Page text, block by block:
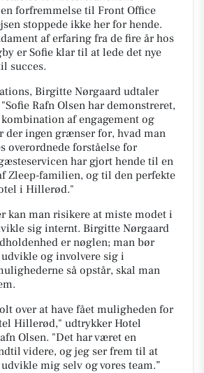
forfremmelse til Front Office
stoppede ikke her for hende.
af erfaring fra de fire år hos
er Sofie klar til at lede det nye
succes.
Birgitte Nørgaard udtaler
Rafn Olsen har demonstreret,
af engagement og
der ingen grænser for, hvad man
overordnede forståelse for
har gjort hende til en
Zleep-familien, og til den perfekte
i Hillerød."
kan man risikere at miste modet i
sig internt. Birgitte Nørgaard
er nøglen; man bør
og involvere sig i
så opstår, skal man
over at have fået muligheden for
Hillerød," udtrykker Hotel
Olsen. "Det har været en
videre, og jeg ser frem til at
mig selv og vores team.”